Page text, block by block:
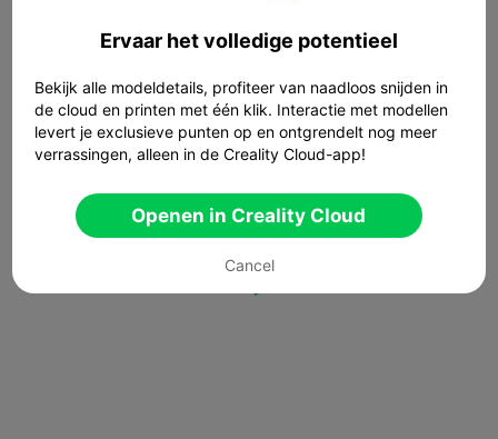
Ervaar het volledige potentieel
Bekijk alle modeldetails, profiteer van naadloos snijden in
de cloud en printen met één klik. Interactie met modellen
levert je exclusieve punten op en ontgrendelt nog meer
verrassingen, alleen in de Creality Cloud-app!
Openen in Creality Cloud
Cancel